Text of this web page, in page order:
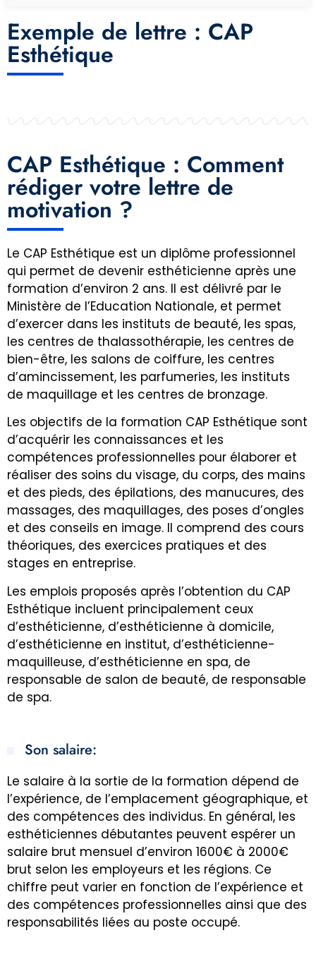
Exemple de lettre : CAP
Esthétique
CAP Esthétique : Comment
rédiger votre lettre de
motivation ?
Le CAP Esthétique est un diplôme professionnel
qui permet de devenir esthéticienne après une
formation d’environ 2 ans. Il est délivré par le
Ministère de l’Education Nationale, et permet
d’exercer dans les instituts de beauté, les spas,
les centres de thalassothérapie, les centres de
bien-être, les salons de coiffure, les centres
d’amincissement, les parfumeries, les instituts
de maquillage et les centres de bronzage.
Les objectifs de la formation CAP Esthétique sont
d’acquérir les connaissances et les
compétences professionnelles pour élaborer et
réaliser des soins du visage, du corps, des mains
et des pieds, des épilations, des manucures, des
massages, des maquillages, des poses d’ongles
et des conseils en image. Il comprend des cours
théoriques, des exercices pratiques et des
stages en entreprise.
Les emplois proposés après l’obtention du CAP
Esthétique incluent principalement ceux
d’esthéticienne, d’esthéticienne à domicile,
d’esthéticienne en institut, d’esthéticienne-
maquilleuse, d’esthéticienne en spa, de
responsable de salon de beauté, de responsable
de spa.
Son salaire:
Le salaire à la sortie de la formation dépend de
l’expérience, de l’emplacement géographique, et
des compétences des individus. En général, les
esthéticiennes débutantes peuvent espérer un
salaire brut mensuel d’environ 1600€ à 2000€
brut selon les employeurs et les régions. Ce
chiffre peut varier en fonction de l’expérience et
des compétences professionnelles ainsi que des
responsabilités liées au poste occupé.